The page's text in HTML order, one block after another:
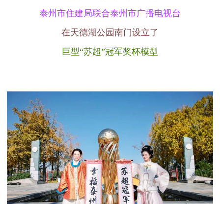
泰州市住建局联合泰州市广播电视台
在天德湖公园南门设立了
巨型“苏超”冠军奖杯模型